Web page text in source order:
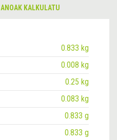
ANOAK KALKULATU
0.833 kg
0.008 kg
0.25 kg
0.083 kg
0.833 g
0.833 g